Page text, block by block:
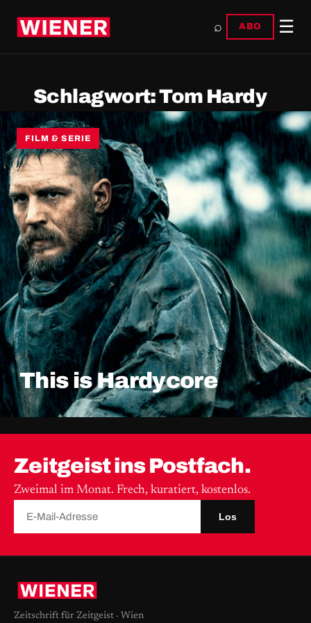
⌕ ABO ☰
Schlagwort:Tom Hardy
FILM & SERIE
This is Hardycore
Zeitgeist ins Postfach.
Zweimal im Monat. Frech, kuratiert, kostenlos.
Los
Zeitschrift für Zeitgeist · Wien